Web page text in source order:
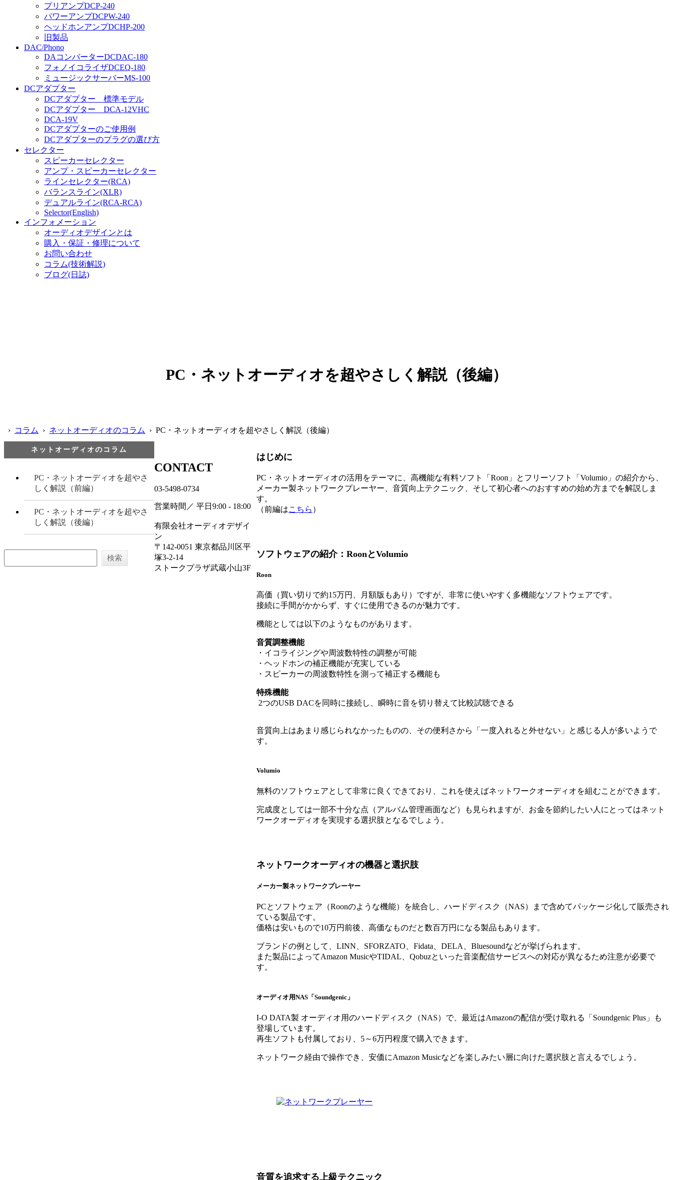
プリアンプDCP-240
パワーアンプDCPW-240
ヘッドホンアンプDCHP-200
旧製品
DAC/Phono
DAコンバーターDCDAC-180
フォノイコライザDCEQ-180
ミュージックサーバーMS-100
DCアダプター
DCアダプター 標準モデル
DCアダプター DCA-12VHC
DCA-19V
DCアダプターのご使用例
DCアダプターのプラグの選び方
セレクター
スピーカーセレクター
アンプ・スピーカーセレクター
ラインセレクター(RCA)
バランスライン(XLR)
デュアルライン(RCA-RCA)
Selector(English)
インフォメーション
オーディオデザインとは
購入・保証・修理について
お問い合わせ
コラム(技術解説)
ブログ(日誌)
PC・ネットオーディオを超やさしく解説（後編）
› コラム › ネットオーディオのコラム › PC・ネットオーディオを超やさしく解説（後編）
はじめに
PC・ネットオーディオの活用をテーマに、高機能な有料ソフト「Roon」とフリーソフト「Volumio」の紹介から、
メーカー製ネットワークプレーヤー、音質向上テクニック、そして初心者へのおすすめの始め方までを解説しま
す。
（前編はこちら ）
ソフトウェアの紹介：RoonとVolumio
Roon
高価（買い切りで約15万円、月額版もあり）ですが、非常に使いやすく多機能なソフトウェアです。
接続に手間がかからず、すぐに使用できるのが魅力です。
機能としては以下のようなものがあります。
音質調整機能
・イコライジングや周波数特性の調整が可能
・ヘッドホンの補正機能が充実している
・スピーカーの周波数特性を測って補正する機能も
特殊機能
2つのUSB DACを同時に接続し、瞬時に音を切り替えて比較試聴できる
音質向上はあまり感じられなかったものの、その便利さから「一度入れると外せない」と感じる人が多いようで
す。
Volumio
無料のソフトウェアとして非常に良くできており、これを使えばネットワークオーディオを組むことができます。
完成度としては一部不十分な点（アルバム管理画面など）も見られますが、お金を節約したい人にとってはネット
ワークオーディオを実現する選択肢となるでしょう。
ネットワークオーディオの機器と選択肢
メーカー製ネットワークプレーヤー
PCとソフトウェア（Roonのような機能）を統合し、ハードディスク（NAS）まで含めてパッケージ化して販売され
ている製品です。
価格は安いもので10万円前後、高価なものだと数百万円になる製品もあります。
ブランドの例として、LINN、SFORZATO、Fidata、DELA、Bluesoundなどが挙げられます。
また製品によってAmazon MusicやTIDAL、Qobuzといった音楽配信サービスへの対応が異なるため注意が必要で
す。
オーディオ用NAS「Soundgenic」
I-O DATA製 オーディオ用のハードディスク（NAS）で、最近はAmazonの配信が受け取れる「Soundgenic Plus」も
登場しています。
再生ソフトも付属しており、5～6万円程度で購入できます。
ネットワーク経由で操作でき、安価にAmazon Musicなどを楽しみたい層に向けた選択肢と言えるでしょう。
音質を追求する上級テクニック
ネットオーディオのコラム
PC・ネットオーディオを超やさ
しく解説（前編）
PC・ネットオーディオを超やさ
しく解説（後編）
CONTACT
03-5498-0734
営業時間／ 平日9:00 - 18:00
有限会社オーディオデザイ
ン
〒142-0051 東京都品川区平
塚3-2-14
ストークプラザ武蔵小山3F